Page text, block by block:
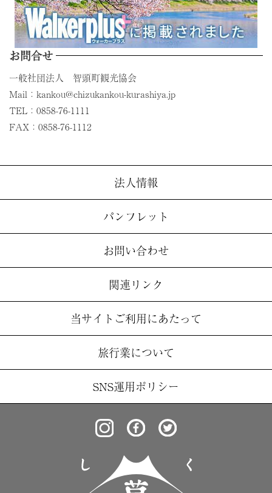
お問合せ
一般社団法人 智頭町観光協会
Mail：kankou@chizukankou-kurashiya.jp
TEL：0858-76-1111
FAX：0858-76-1112
法人情報
パンフレット
お問い合わせ
関連リンク
当サイトご利用にあたって
旅行業について
SNS運用ポリシー